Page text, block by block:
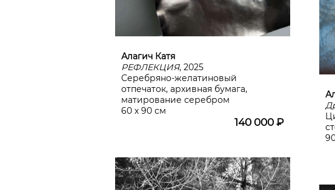
Алагич Катя
РЕФЛЕКЦИЯ, 2025
Серебряно-желатиновый
отпечаток, архивная бумага,
матирование серебром
60 х 90 см
140 000 ₽